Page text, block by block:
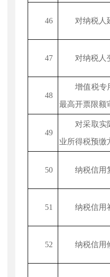
46 对纳税人
47 对纳税人
48
增值税专
最高开票限额
49
对采取实
业所得税预缴
50 纳税信用
51 纳税信用
52 纳税信用